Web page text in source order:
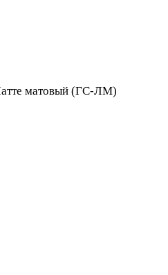
матовый (ГС-ЛМ)